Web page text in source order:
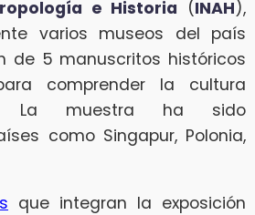
e Historia (INAH),
varios museos del país
de 5 manuscritos históricos
comprender la cultura
La muestra ha sido
como Singapur, Polonia,
que integran la exposición